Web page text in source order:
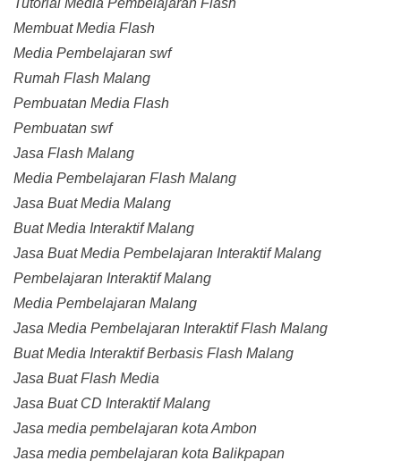
Tutorial Media Pembelajaran Flash
Membuat Media Flash
Media Pembelajaran swf
Rumah Flash Malang
Pembuatan Media Flash
Pembuatan swf
Jasa Flash Malang
Media Pembelajaran Flash Malang
Jasa Buat Media Malang
Buat Media Interaktif Malang
Jasa Buat Media Pembelajaran Interaktif Malang
Pembelajaran Interaktif Malang
Media Pembelajaran Malang
Jasa Media Pembelajaran Interaktif Flash Malang
Buat Media Interaktif Berbasis Flash Malang
Jasa Buat Flash Media
Jasa Buat CD Interaktif Malang
Jasa media pembelajaran kota Ambon
Jasa media pembelajaran kota Balikpapan